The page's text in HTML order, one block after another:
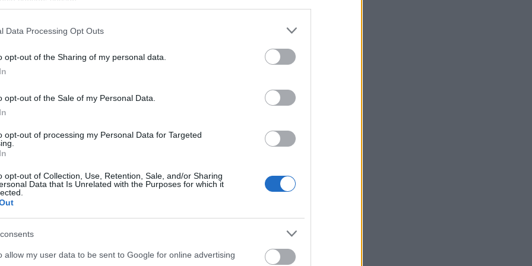
Data Processing Opt Outs
opt-out of the Sharing of my personal data.
opt-out of the Sale of my Personal Data.
opt-out of processing my Personal Data for Targeted
opt-out of Collection, Use, Retention, Sale, and/or Sharing
Data that Is Unrelated with the Purposes for which it
allow my user data to be sent to Google for online advertising
Facebook Twitter Pinterest
ΕΠΌΜΕΝΟ ΆΡΘΡΟ
συνέργειας του φίλου του δράστη